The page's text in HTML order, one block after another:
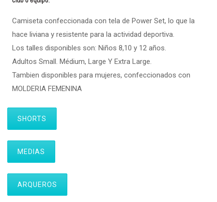
Camiseta confeccionada con tela de Power Set, lo que la
hace liviana y resistente para la actividad deportiva.
Los talles disponibles son: Niños 8,10 y 12 años.
Adultos Small. Médium, Large Y Extra Large.
Tambien disponibles para mujeres, confeccionados con
MOLDERIA FEMENINA
SHORTS
MEDIAS
ARQUEROS